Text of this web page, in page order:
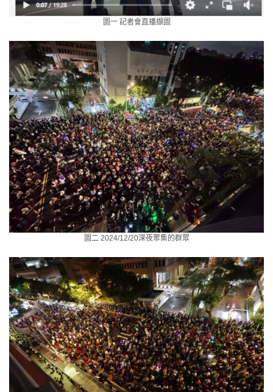
圖一 記者會直播擷圖
圖二 2024/12/20深夜聚集的群眾